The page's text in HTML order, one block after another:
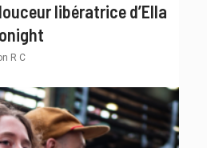
libératrice d’Ella
R C